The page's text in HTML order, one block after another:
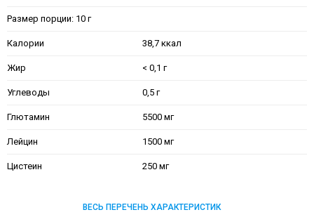
Размер порции: 10 г
Калории 38,7 ккал
Жир < 0,1 г
Углеводы 0,5 г
Глютамин 5500 мг
Лейцин 1500 мг
Цистеин 250 мг
ВЕСЬ ПЕРЕЧЕНЬ ХАРАКТЕРИСТИК